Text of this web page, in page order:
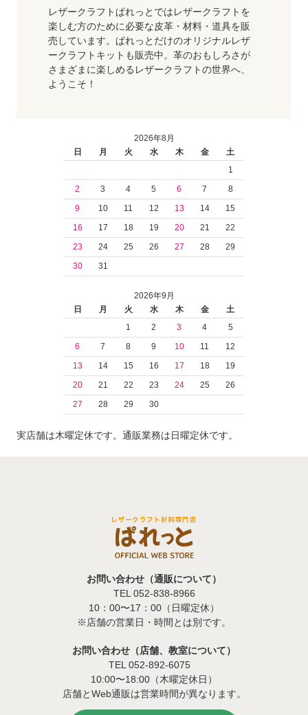
レザークラフトぱれっとではレザークラフトを
楽しむ方のために必要な皮革・材料・道具を販
売しています。ぱれっとだけのオリジナルレザ
ークラフトキットも販売中。革のおもしろさが
さまざまに楽しめるレザークラフトの世界へ、
ようこそ！
2026年8月
日
月 火 水 木 金
土
1
2
3 4 5 6 7
8
9
10 11 12 13 14
15
16
17 18 19 20 21
22
23
24 25 26 27 28
29
30
31
2026年9月
日
月 火 水 木 金
土
1
2 3 4
5
6
7 8 9 10 11
12
13
14 15 16 17 18
19
20
21 22 23 24 25
26
27
28 29 30
実店舗は木曜定休です。通販業務は日曜定休です。
お問い合わせ（通販について）
TEL 052-838-8966
10：00〜17：00（日曜定休）
※店舗の営業日・時間とは別です。
お問い合わせ（店舗、教室について）
TEL 052-892-6075
10:00〜18:00（木曜定休日）
店舗とWeb通販は営業時間が異なります。